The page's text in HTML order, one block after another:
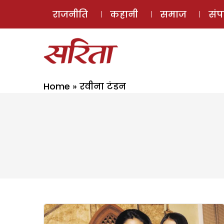
राजनीति कहानी समाज
Home » रवीना टंडन